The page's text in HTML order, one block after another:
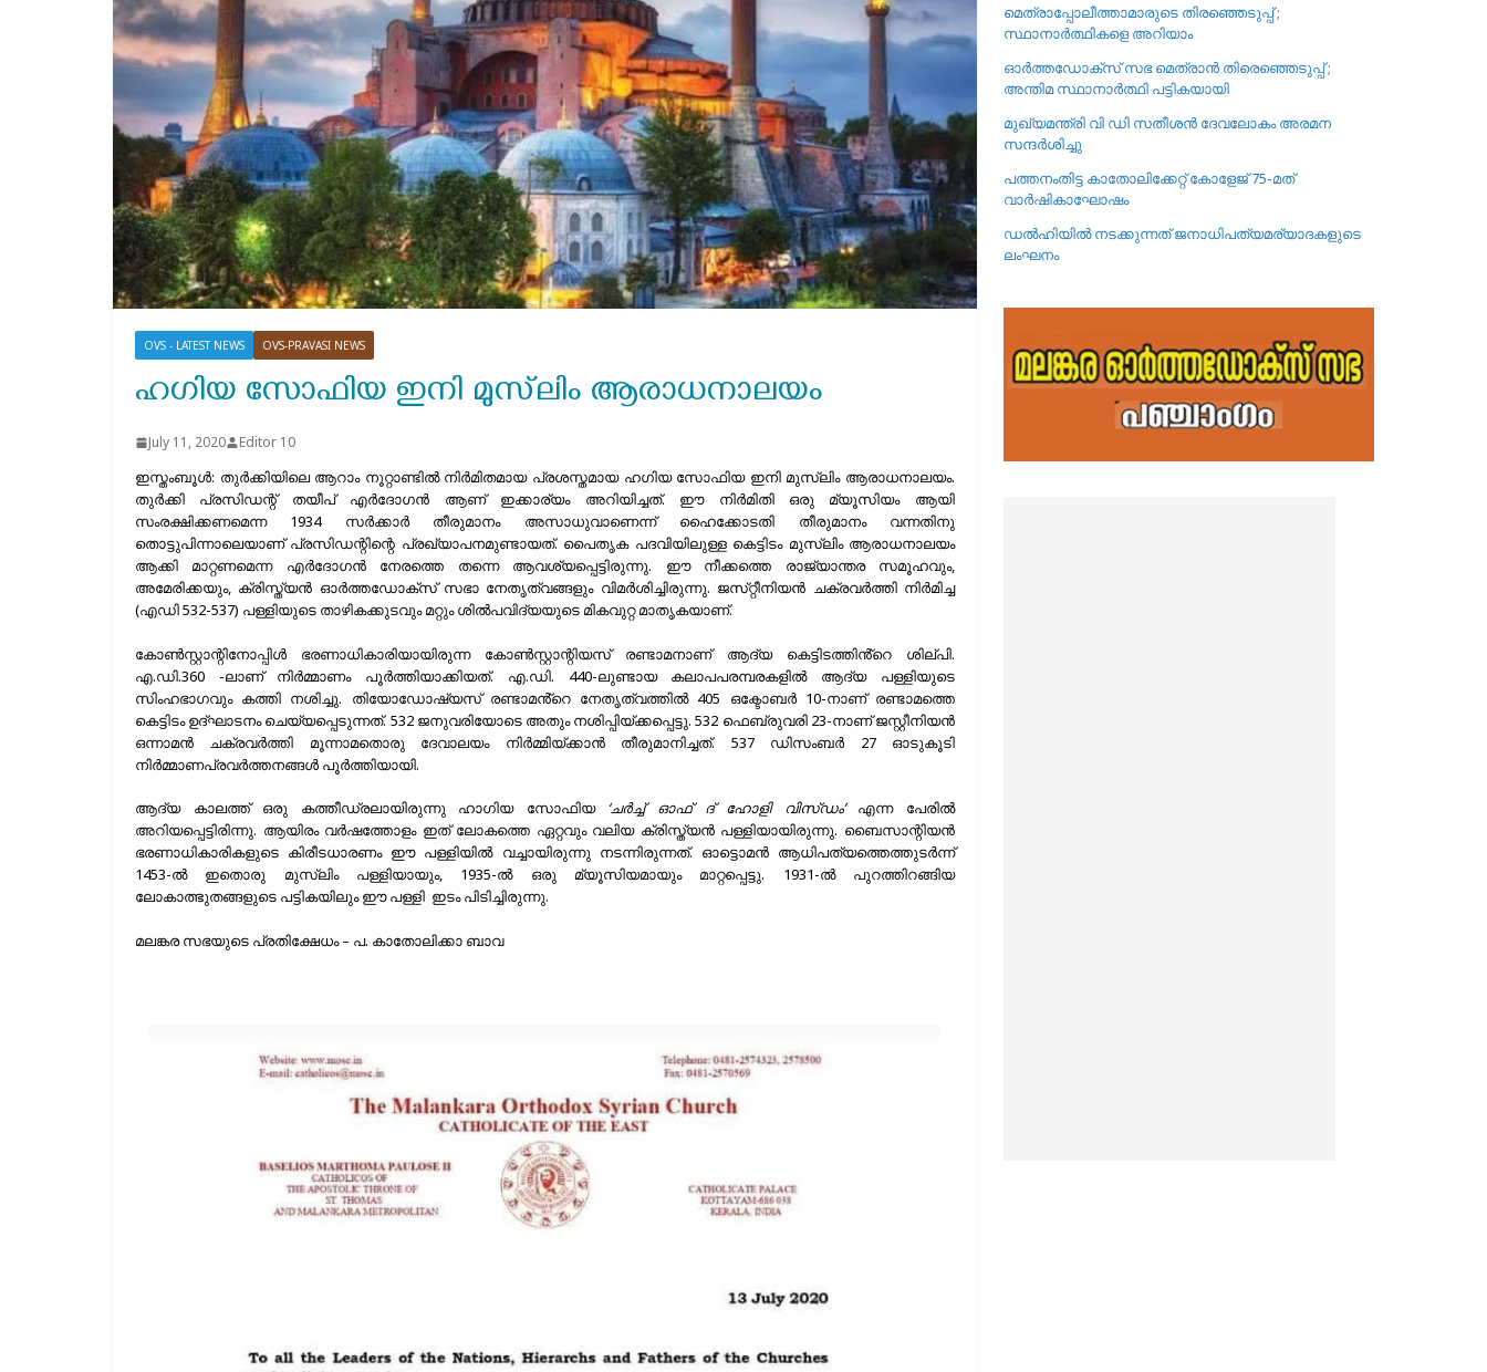
OVS - LATEST NEWS OVS-PRAVASI NEWS
ഹഗിയ സോഫിയ ഇനി മുസ്‌ലിം ആരാധനാലയം
July 11, 2020 Editor 10
ഇസ്തംബൂൾ: തുർക്കിയിലെ ആറാം നൂറ്റാണ്ടിൽ നിർമിതമായ പ്രശസ്തമായ ഹഗിയ സോഫിയ ഇനി മുസ്‌ലിം ആരാധനാലയം.
തുർക്കി പ്രസിഡന്റ് തയീപ് എർദോഗൻ ആണ് ഇക്കാര്യം അറിയിച്ചത്. ഈ നിർമിതി ഒരു മ്യൂസിയം ആയി
സംരക്ഷിക്കണമെന്ന 1934 സർക്കാർ തീരുമാനം അസാധുവാണെന്ന് ഹൈക്കോടതി തീരുമാനം വന്നതിനു
തൊട്ടുപിന്നാലെയാണ് പ്രസിഡന്റിന്റെ പ്രഖ്യാപനമുണ്ടായത്. പൈതൃക പദവിയിലുള്ള കെട്ടിടം മുസ്‌ലിം ആരാധനാലയം
ആക്കി മാറ്റണമെന്ന എർദോഗൻ നേരത്തെ തന്നെ ആവശ്യപ്പെട്ടിരുന്നു. ഈ നീക്കത്തെ രാജ്യാന്തര സമൂഹവും,
അമേരിക്കയും, ക്രിസ്ത്യൻ ഓർത്തഡോക്സ് സഭാ നേതൃത്വങ്ങളും വിമർശിച്ചിരുന്നു. ജസ്‌റ്റീനിയൻ ചക്രവർത്തി നിർമിച്ച
(എഡി 532-537) പള്ളിയുടെ താഴികക്കുടവും മറ്റും ശിൽപവിദ്യയുടെ മികവുറ്റ മാതൃകയാണ്.
കോൺസ്റ്റാന്റിനോപ്പിൾ ഭരണാധികാരിയായിരുന്ന കോൺസ്റ്റാന്റിയസ് രണ്ടാമനാണ്‌ ആദ്യ കെട്ടിടത്തിൻ്റെ ശില്പി.
എ.ഡി.360 -ലാണ്‌ നിർമ്മാണം പൂർത്തിയാക്കിയത്. എ.ഡി. 440-ലുണ്ടായ കലാപപരമ്പരകളിൽ ആദ്യ പള്ളിയുടെ
സിംഹഭാഗവും കത്തി നശിച്ചു. തിയോഡോഷ്യസ് രണ്ടാമൻ്റെ നേതൃത്വത്തിൽ 405 ഒക്ടോബർ 10-നാണ്‌ രണ്ടാമത്തെ
കെട്ടിടം ഉദ്ഘാടനം ചെയ്യപ്പെടുന്നത്. 532 ജനുവരിയോടെ അതും നശിപ്പിയ്ക്കപ്പെട്ടു. 532 ഫെബ്രുവരി 23-നാണ്‌ ജസ്റ്റീനിയൻ
ഒന്നാമൻ ചക്രവർത്തി മൂന്നാമതൊരു ദേവാലയം നിർമ്മിയ്ക്കാൻ തീരുമാനിച്ചത്. 537 ഡിസംബർ 27 ഓടുകൂടി
നിർമ്മാണപ്രവർത്തനങ്ങൾ പൂർത്തിയായി.
ആദ്യ കാലത്ത് ഒരു കത്തീഡ്രലായിരുന്നു ഹാഗിയ സോഫിയ ‘ചർച്ച് ഓഫ് ദ് ഹോളി വിസ്‌ഡം’എന്ന പേരില്‍
അറിയപ്പെട്ടിരിന്നു. ആയിരം വർഷത്തോളം ഇത് ലോകത്തെ ഏറ്റവും വലിയ ക്രിസ്ത്യൻ പള്ളിയായിരുന്നു. ബൈസാന്റിയൻ
ഭരണാധികാരികളുടെ കിരീടധാരണം ഈ പള്ളിയിൽ വച്ചായിരുന്നു നടന്നിരുന്നത്. ഓട്ടൊമൻ ആധിപത്യത്തെത്തുടർന്ന്
1453-ൽ ഇതൊരു മുസ്ലിം പള്ളിയായും, 1935-ൽ ഒരു മ്യൂസിയമായും മാറ്റപ്പെട്ടു. 1931-ൽ പുറത്തിറങ്ങിയ
ലോകാത്ഭുതങ്ങളുടെ പട്ടികയിലും ഈ പള്ളി ഇടം പിടിച്ചിരുന്നു.
മലങ്കര സഭയുടെ പ്രതിക്ഷേധം – പ. കാതോലിക്കാ ബാവ
മെത്രാപ്പോലീത്താമാരുടെ തിരഞ്ഞെടുപ്പ് ;
സ്ഥാനാർത്ഥികളെ അറിയാം
ഓർത്തഡോക്സ് സഭ മെത്രാൻ തിരെഞ്ഞെടുപ്പ് ;
അന്തിമ സ്ഥാനാർത്ഥി പട്ടികയായി
മുഖ്യമന്ത്രി വി ഡി സതീശൻ ദേവലോകം അരമന
സന്ദർശിച്ചു
പത്തനംതിട്ട കാതോലിക്കേറ്റ്‌ കോളേജ്‌ 75-മത്
വാർഷികാഘോഷം
ഡൽഹിയിൽ നടക്കുന്നത് ജനാധിപത്യമര്യാദകളുടെ
ലംഘനം